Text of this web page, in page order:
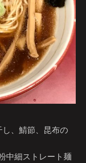
、鯖節、昆布の
中細ストレート麺